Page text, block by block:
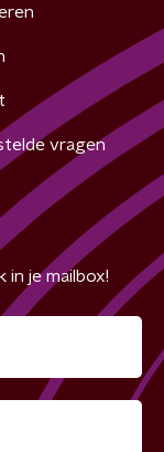
vragen
in je mailbox!